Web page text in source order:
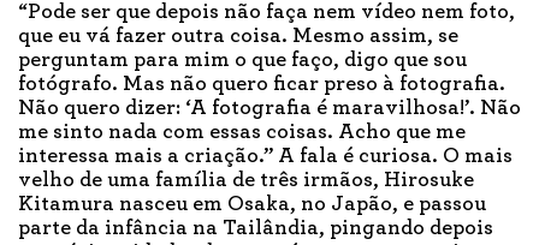
“Pode ser que depois não faça nem vídeo nem foto,
que eu vá fazer outra coisa. Mesmo assim, se
perguntam para mim o que faço, digo que sou
fotógrafo. Mas não quero ficar preso à fotografia.
Não quero dizer: ‘A fotografia é maravilhosa!’. Não
me sinto nada com essas coisas. Acho que me
interessa mais a criação.” A fala é curiosa. O mais
velho de uma família de três irmãos, Hirosuke
Kitamura nasceu em Osaka, no Japão, e passou
parte da infância na Tailândia, pingando depois